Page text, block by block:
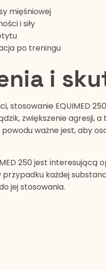
mięśniowej
i siły
po treningu
i
stosowanie EQUIMED
zwiększenie agresji,
ważne jest, aby
250 jest
każdej
jej stosowania.